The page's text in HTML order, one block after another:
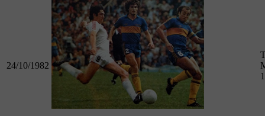
24/10/1982